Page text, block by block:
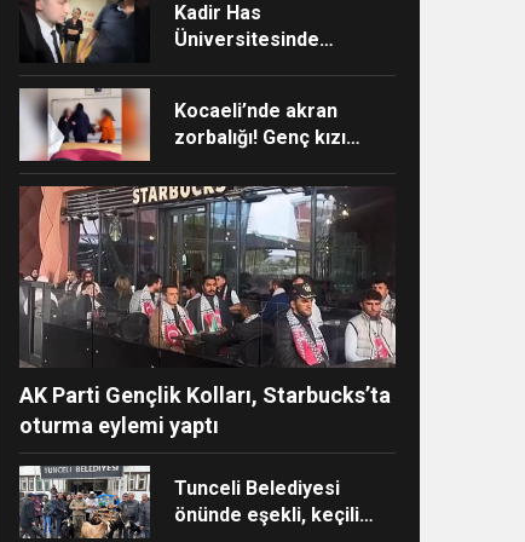
Kadir Has
Üniversitesinde
“Ayakkabı” tartışması
Kocaeli’nde akran
zorbalığı! Genç kızı
ettiler
AK Parti Gençlik Kolları, Starbucks’ta
oturma eylemi yaptı
Tunceli Belediyesi
önünde eşekli, keçili